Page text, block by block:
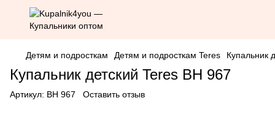
Детям и подросткам Детям и подросткам Teres Купальник
Купальник детский Teres BH 967
Артикул: BH 967 Оставить отзыв